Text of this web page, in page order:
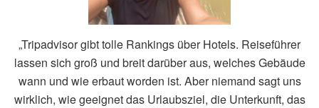
„Tripadvisor gibt tolle Rankings über Hotels. Reiseführer
lassen sich groß und breit darüber aus, welches Gebäude
wann und wie erbaut worden ist. Aber niemand sagt uns
wirklich, wie geeignet das Urlaubsziel, die Unterkunft, das